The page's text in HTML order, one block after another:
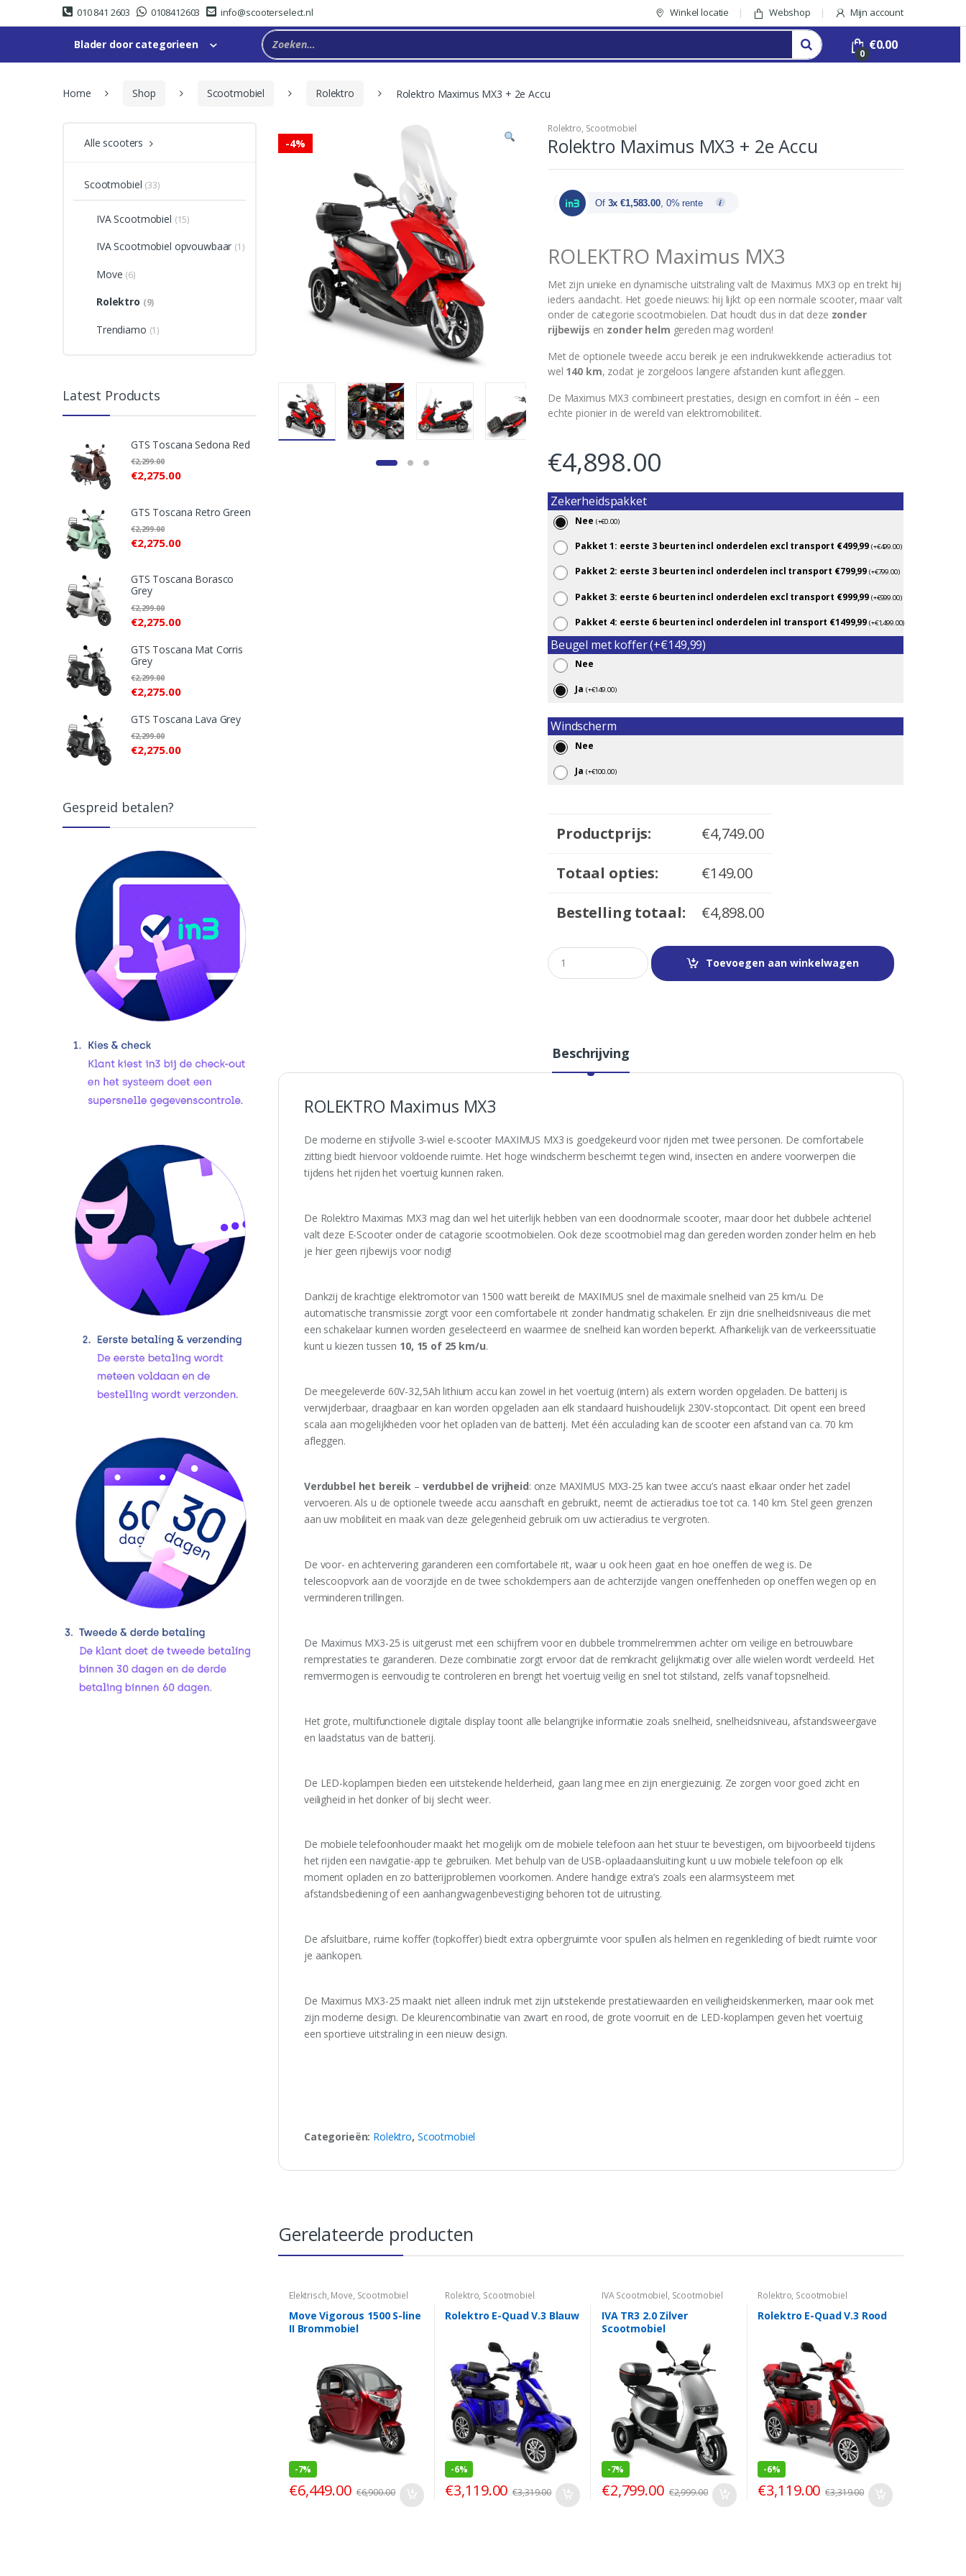
to
to
010 841 2603 0108412603 info@scooterselect.nl Winkel locatie Webshop Mijn account
Blader door categorieen
0
€0.00
Home Shop Scootmobiel Rolektro Rolektro Maximus MX3 + 2e Accu
-4%
Rolektro, Scootmobiel
Rolektro Maximus MX3 + 2e Accu
Of 3x €1,583.00, 0% rente
ROLEKTRO Maximus MX3
Met zijn unieke en dynamische uitstraling valt de Maximus MX3 op en trekt hij
ieders aandacht. Het goede nieuws: hij lijkt op een normale scooter, maar valt
onder de categorie scootmobielen. Dat houdt dus in dat deze zonder
rijbewijs en zonder helm gereden mag worden!
Met de optionele tweede accu bereik je een indrukwekkende actieradius tot
wel 140 km, zodat je zorgeloos langere afstanden kunt afleggen.
De Maximus MX3 combineert prestaties, design en comfort in één – een
echte pionier in de wereld van elektromobiliteit.
€4,898.00
Zekerheidspakket
Nee (+€0.00)
Pakket 1: eerste 3 beurten incl onderdelen excl transport €499,99 (+€499.00)
Pakket 2: eerste 3 beurten incl onderdelen incl transport €799,99 (+€799.00)
Pakket 3: eerste 6 beurten incl onderdelen excl transport €999,99 (+€999.00)
Pakket 4: eerste 6 beurten incl onderdelen inl transport €1499,99 (+€1,499.00)
Beugel met koffer (+€149,99)
Nee
Ja (+€149.00)
Windscherm
Nee
Ja (+€100.00)
Productprijs: €4,749.00
Totaal opties: €149.00
Bestelling totaal: €4,898.00
Q
u
a
Toevoegen aan winkelwagen
Beschrijving
ROLEKTRO Maximus MX3
De moderne en stijlvolle 3-wiel e-scooter MAXIMUS MX3 is goedgekeurd voor rijden met twee personen. De comfortabele
zitting biedt hiervoor voldoende ruimte. Het hoge windscherm beschermt tegen wind, insecten en andere voorwerpen die
tijdens het rijden het voertuig kunnen raken.
De Rolektro Maximas MX3 mag dan wel het uiterlijk hebben van een doodnormale scooter, maar door het dubbele achteriel
valt deze E-Scooter onder de catagorie scootmobielen. Ook deze scootmobiel mag dan gereden worden zonder helm en heb
je hier geen rijbewijs voor nodig!
Dankzij de krachtige elektromotor van 1500 watt bereikt de MAXIMUS snel de maximale snelheid van 25 km/u. De
automatische transmissie zorgt voor een comfortabele rit zonder handmatig schakelen. Er zijn drie snelheidsniveaus die met
een schakelaar kunnen worden geselecteerd en waarmee de snelheid kan worden beperkt. Afhankelijk van de verkeerssituatie
kunt u kiezen tussen 10, 15 of 25 km/u.
De meegeleverde 60V-32,5Ah lithium accu kan zowel in het voertuig (intern) als extern worden opgeladen. De batterij is
verwijderbaar, draagbaar en kan worden opgeladen aan elk standaard huishoudelijk 230V-stopcontact. Dit opent een breed
scala aan mogelijkheden voor het opladen van de batterij. Met één acculading kan de scooter een afstand van ca. 70 km
afleggen.
Verdubbel het bereik – verdubbel de vrijheid: onze MAXIMUS MX3-25 kan twee accu’s naast elkaar onder het zadel
vervoeren. Als u de optionele tweede accu aanschaft en gebruikt, neemt de actieradius toe tot ca. 140 km. Stel geen grenzen
aan uw mobiliteit en maak van deze gelegenheid gebruik om uw actieradius te vergroten.
De voor- en achtervering garanderen een comfortabele rit, waar u ook heen gaat en hoe oneffen de weg is. De
telescoopvork aan de voorzijde en de twee schokdempers aan de achterzijde vangen oneffenheden op oneffen wegen op en
verminderen trillingen.
De Maximus MX3-25 is uitgerust met een schijfrem voor en dubbele trommelremmen achter om veilige en betrouwbare
remprestaties te garanderen. Deze combinatie zorgt ervoor dat de remkracht gelijkmatig over alle wielen wordt verdeeld. Het
remvermogen is eenvoudig te controleren en brengt het voertuig veilig en snel tot stilstand, zelfs vanaf topsnelheid.
Het grote, multifunctionele digitale display toont alle belangrijke informatie zoals snelheid, snelheidsniveau, afstandsweergave
en laadstatus van de batterij.
De LED-koplampen bieden een uitstekende helderheid, gaan lang mee en zijn energiezuinig. Ze zorgen voor goed zicht en
veiligheid in het donker of bij slecht weer.
De mobiele telefoonhouder maakt het mogelijk om de mobiele telefoon aan het stuur te bevestigen, om bijvoorbeeld tijdens
het rijden een navigatie-app te gebruiken. Met behulp van de USB-oplaadaansluiting kunt u uw mobiele telefoon op elk
moment opladen en zo batterijproblemen voorkomen. Andere handige extra’s zoals een alarmsysteem met
afstandsbediening of een aanhangwagenbevestiging behoren tot de uitrusting.
De afsluitbare, ruime koffer (topkoffer) biedt extra opbergruimte voor spullen als helmen en regenkleding of biedt ruimte voor
je aankopen.
De Maximus MX3-25 maakt niet alleen indruk met zijn uitstekende prestatiewaarden en veiligheidskenmerken, maar ook met
zijn moderne design. De kleurencombinatie van zwart en rood, de grote voorruit en de LED-koplampen geven het voertuig
een sportieve uitstraling in een nieuw design.
Categorieën: Rolektro, Scootmobiel
Gerelateerde producten
Elektrisch, Move, Scootmobiel
Move Vigorous 1500 S-line
II Brommobiel
-7%
€6,449.00 €6,900.00
Rolektro, Scootmobiel
Rolektro E-Quad V.3 Blauw
-6%
€3,119.00 €3,319.00
IVA Scootmobiel, Scootmobiel
IVA TR3 2.0 Zilver
Scootmobiel
-7%
€2,799.00 €2,999.00
Rolektro, Scootmobiel
Rolektro E-Quad V.3 Rood
-6%
€3,119.00 €3,319.00
Alle scooters
Scootmobiel (33)
IVA Scootmobiel (15)
IVA Scootmobiel opvouwbaar (1)
Move (6)
Rolektro (9)
Trendiamo (1)
Latest Products
GTS Toscana Sedona Red
€2,275.00
€2,299.00
GTS Toscana Retro Green
€2,275.00
€2,299.00
GTS Toscana Borasco
Grey
€2,275.00
€2,299.00
GTS Toscana Mat Corris
Grey
€2,275.00
€2,299.00
GTS Toscana Lava Grey
€2,275.00
€2,299.00
Gespreid betalen?